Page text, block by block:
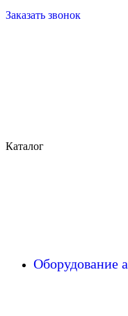
Заказать звонок
Каталог
Оборудование